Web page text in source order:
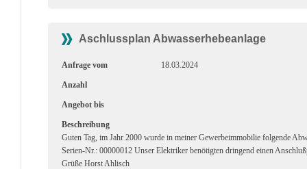
Aschlussplan Abwasserhebeanlage
Anfrage vom 18.03.2024
Anzahl
Angebot bis
Beschreibung
Guten Tag, im Jahr 2000 wurde in meiner Gewerbeimmobilie folgende
Serien-Nr.: 00000012 Unser Elektriker benötigten dringend einen
Grüße Horst Ahlisch